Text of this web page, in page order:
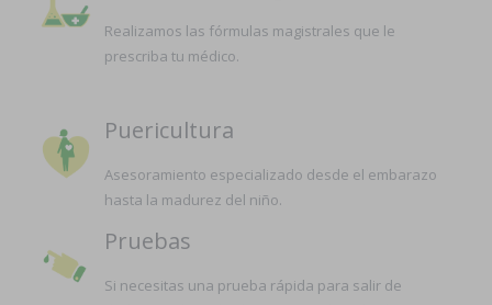
Realizamos las fórmulas magistrales que le
prescriba tu médico.
Puericultura
Asesoramiento especializado desde el embarazo
hasta la madurez del niño.
Pruebas
Si necesitas una prueba rápida para salir de